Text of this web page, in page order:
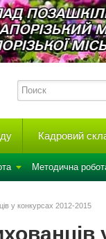
Кадровий
Методична
у конкурсах 2012-2015